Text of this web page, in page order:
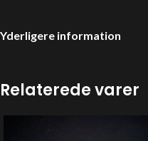
Yderligere information
Relaterede varer